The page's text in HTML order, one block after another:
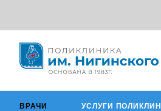
ВРАЧИ УСЛУГИ